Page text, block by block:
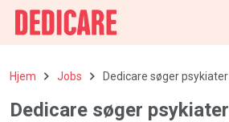
Hjem Jobs Dedicare søger psykiater
Dedicare søger psykiater